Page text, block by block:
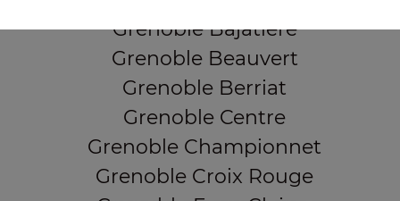
Grenoble Bajatière
Grenoble Beauvert
Grenoble Berriat
Grenoble Centre
Grenoble Championnet
Grenoble Croix Rouge